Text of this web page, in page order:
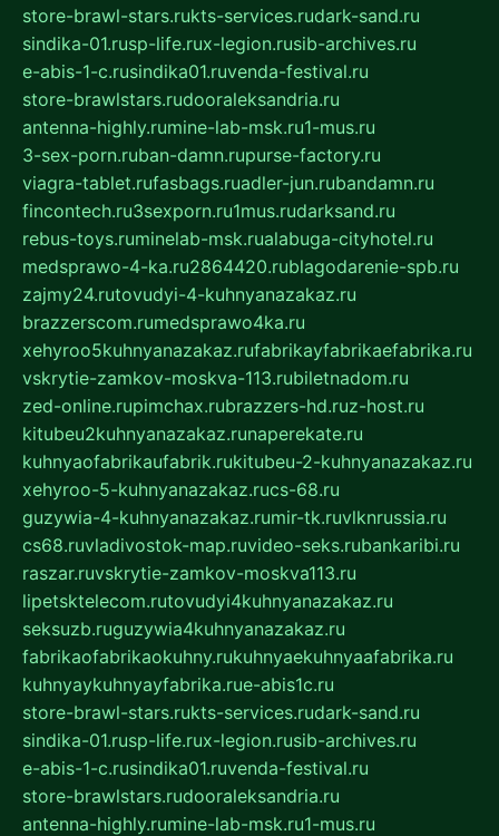
store-brawl-stars.rukts-services.rudark-sand.ru
sindika-01.rusp-life.rux-legion.rusib-archives.ru
e-abis-1-c.rusindika01.ruvenda-festival.ru
store-brawlstars.rudooraleksandria.ru
antenna-highly.rumine-lab-msk.ru1-mus.ru
3-sex-porn.ruban-damn.rupurse-factory.ru
viagra-tablet.rufasbags.ruadler-jun.rubandamn.ru
fincontech.ru3sexporn.ru1mus.rudarksand.ru
rebus-toys.ruminelab-msk.rualabuga-cityhotel.ru
medsprawo-4-ka.ru2864420.rublagodarenie-spb.ru
zajmy24.rutovudyi-4-kuhnyanazakaz.ru
brazzerscom.rumedsprawo4ka.ru
xehyroo5kuhnyanazakaz.rufabrikayfabrikaefabrika.ru
vskrytie-zamkov-moskva-113.rubiletnadom.ru
zed-online.rupimchax.rubrazzers-hd.ruz-host.ru
kitubeu2kuhnyanazakaz.runaperekate.ru
kuhnyaofabrikaufabrik.rukitubeu-2-kuhnyanazakaz.ru
xehyroo-5-kuhnyanazakaz.rucs-68.ru
guzywia-4-kuhnyanazakaz.rumir-tk.ruvlknrussia.ru
cs68.ruvladivostok-map.ruvideo-seks.rubankaribi.ru
raszar.ruvskrytie-zamkov-moskva113.ru
lipetsktelecom.rutovudyi4kuhnyanazakaz.ru
seksuzb.ruguzywia4kuhnyanazakaz.ru
fabrikaofabrikaokuhny.rukuhnyaekuhnyaafabrika.ru
kuhnyaykuhnyayfabrika.rue-abis1c.ru
store-brawl-stars.rukts-services.rudark-sand.ru
sindika-01.rusp-life.rux-legion.rusib-archives.ru
e-abis-1-c.rusindika01.ruvenda-festival.ru
store-brawlstars.rudooraleksandria.ru
antenna-highly.rumine-lab-msk.ru1-mus.ru